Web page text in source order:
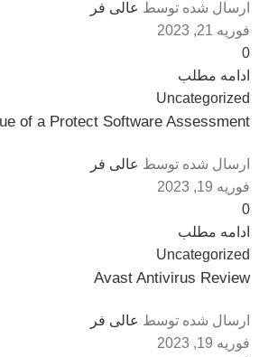
ارسال شده توسط عالی فر
فوریه 21, 2023
0
ادامه مطلب
Uncategorized
of a Protect Software Assessment
ارسال شده توسط عالی فر
فوریه 19, 2023
0
ادامه مطلب
Uncategorized
Avast Antivirus Review
ارسال شده توسط عالی فر
فوریه 19, 2023